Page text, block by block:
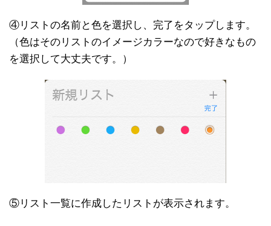
④リストの名前と色を選択し、完了をタップします。
（色はそのリストのイメージカラーなので好きなもの
を選択して大丈夫です。）
⑤リスト一覧に作成したリストが表示されます。